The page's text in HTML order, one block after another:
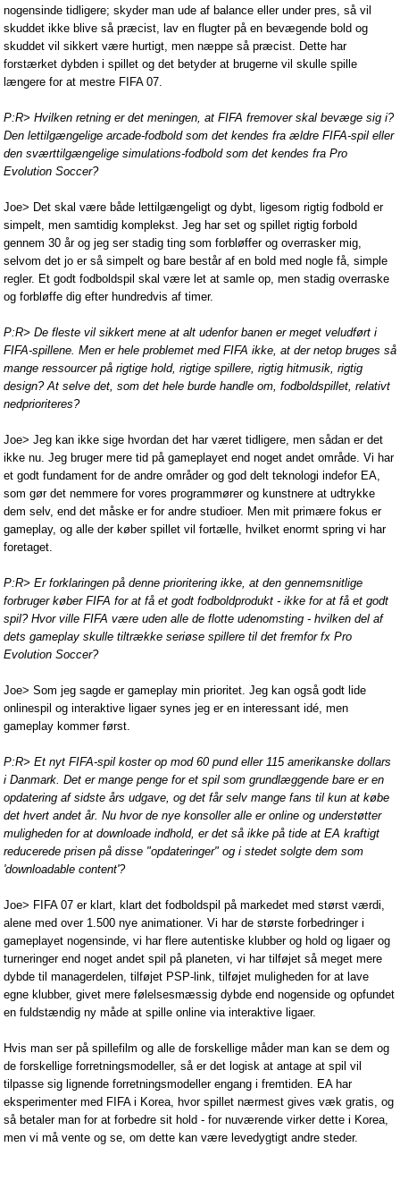
nogensinde tidligere; skyder man ude af balance eller under pres, så vil
skuddet ikke blive så præcist, lav en flugter på en bevægende bold og
skuddet vil sikkert være hurtigt, men næppe så præcist. Dette har
forstærket dybden i spillet og det betyder at brugerne vil skulle spille
længere for at mestre FIFA 07.
P:R> Hvilken retning er det meningen, at FIFA fremover skal bevæge sig i?
Den lettilgængelige arcade-fodbold som det kendes fra ældre FIFA-spil eller
den sværttilgængelige simulations-fodbold som det kendes fra Pro
Evolution Soccer?
Joe> Det skal være både lettilgængeligt og dybt, ligesom rigtig fodbold er
simpelt, men samtidig komplekst. Jeg har set og spillet rigtig forbold
gennem 30 år og jeg ser stadig ting som forbløffer og overrasker mig,
selvom det jo er så simpelt og bare består af en bold med nogle få, simple
regler. Et godt fodboldspil skal være let at samle op, men stadig overraske
og forbløffe dig efter hundredvis af timer.
P:R> De fleste vil sikkert mene at alt udenfor banen er meget veludført i
FIFA-spillene. Men er hele problemet med FIFA ikke, at der netop bruges så
mange ressourcer på rigtige hold, rigtige spillere, rigtig hitmusik, rigtig
design? At selve det, som det hele burde handle om, fodboldspillet, relativt
nedprioriteres?
Joe> Jeg kan ikke sige hvordan det har været tidligere, men sådan er det
ikke nu. Jeg bruger mere tid på gameplayet end noget andet område. Vi har
et godt fundament for de andre områder og god delt teknologi indefor EA,
som gør det nemmere for vores programmører og kunstnere at udtrykke
dem selv, end det måske er for andre studioer. Men mit primære fokus er
gameplay, og alle der køber spillet vil fortælle, hvilket enormt spring vi har
foretaget.
P:R> Er forklaringen på denne prioritering ikke, at den gennemsnitlige
forbruger køber FIFA for at få et godt fodboldprodukt - ikke for at få et godt
spil? Hvor ville FIFA være uden alle de flotte udenomsting - hvilken del af
dets gameplay skulle tiltrække seriøse spillere til det fremfor fx Pro
Evolution Soccer?
Joe> Som jeg sagde er gameplay min prioritet. Jeg kan også godt lide
onlinespil og interaktive ligaer synes jeg er en interessant idé, men
gameplay kommer først.
P:R> Et nyt FIFA-spil koster op mod 60 pund eller 115 amerikanske dollars
i Danmark. Det er mange penge for et spil som grundlæggende bare er en
opdatering af sidste års udgave, og det får selv mange fans til kun at købe
det hvert andet år. Nu hvor de nye konsoller alle er online og understøtter
muligheden for at downloade indhold, er det så ikke på tide at EA kraftigt
reducerede prisen på disse "opdateringer" og i stedet solgte dem som
'downloadable content'?
Joe> FIFA 07 er klart, klart det fodboldspil på markedet med størst værdi,
alene med over 1.500 nye animationer. Vi har de største forbedringer i
gameplayet nogensinde, vi har flere autentiske klubber og hold og ligaer og
turneringer end noget andet spil på planeten, vi har tilføjet så meget mere
dybde til managerdelen, tilføjet PSP-link, tilføjet muligheden for at lave
egne klubber, givet mere følelsesmæssig dybde end nogenside og opfundet
en fuldstændig ny måde at spille online via interaktive ligaer.
Hvis man ser på spillefilm og alle de forskellige måder man kan se dem og
de forskellige forretningsmodeller, så er det logisk at antage at spil vil
tilpasse sig lignende forretningsmodeller engang i fremtiden. EA har
eksperimenter med FIFA i Korea, hvor spillet nærmest gives væk gratis, og
så betaler man for at forbedre sit hold - for nuværende virker dette i Korea,
men vi må vente og se, om dette kan være levedygtigt andre steder.